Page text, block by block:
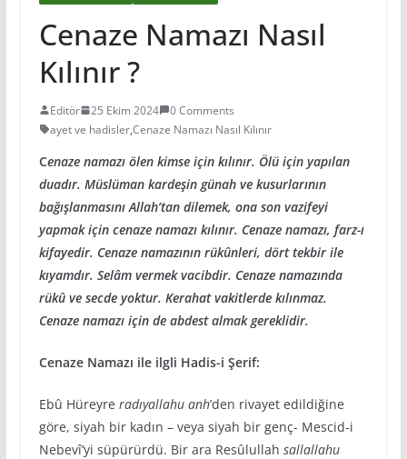
Cenaze Namazı Nasıl
Kılınır ?
Editör 25 Ekim 2024
0 Comments
ayet ve hadisler,Cenaze Namazı Nasıl Kılınır
Cenaze namazı ölen kimse için kılınır. Ölü için yapılan
duadır. Müslüman kardeşin günah ve kusurlarının
bağışlanmasını Allah’tan dilemek, ona son vazifeyi
yapmak için cenaze namazı kılınır. Cenaze namazı, farz-ı
kifayedir. Cenaze namazının rükûnleri, dört tekbir ile
kıyamdır. Selâm vermek vacibdir. Cenaze namazında
rükû ve secde yoktur. Kerahat vakitlerde kılınmaz.
Cenaze namazı için de abdest almak gereklidir.
Cenaze Namazı ile ilgli Hadis-i Şerif:
Ebû Hüreyre radıyallahu anh’den rivayet edildiğine
göre, siyah bir kadın – veya siyah bir genç- Mescid-i
Nebevî’yi süpürürdü. Bir ara Resûlullah sallallahu